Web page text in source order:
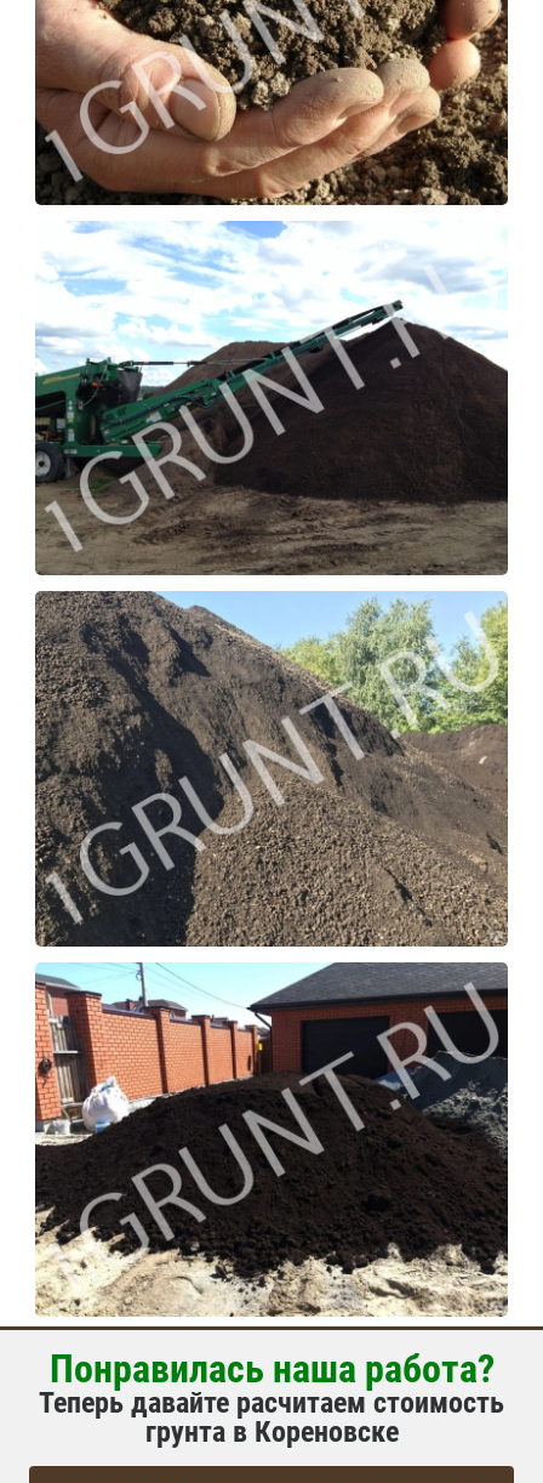
Понравилась наша работа?
Теперь давайте расчитаем стоимость
грунта в Кореновске